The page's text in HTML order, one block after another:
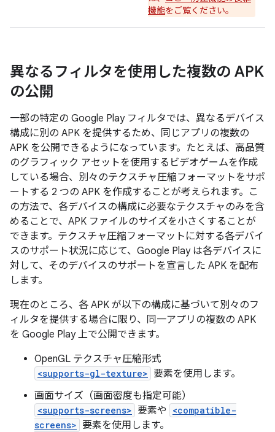
機能をご覧ください。
異なるフィルタを使用した複数の APK
の公開
一部の特定の Google Play フィルタでは、異なるデバイス
構成に別の APK を提供するため、同じアプリの複数の
APK を公開できるようになっています。たとえば、高品質
のグラフィック アセットを使用するビデオゲームを作成
している場合、別々のテクスチャ圧縮フォーマットをサポ
ートする 2 つの APK を作成することが考えられます。こ
の方法で、各デバイスの構成に必要なテクスチャのみを含
めることで、APK ファイルのサイズを小さくすることが
できます。テクスチャ圧縮フォーマットに対する各デバイ
スのサポート状況に応じて、Google Play は各デバイスに
対して、そのデバイスのサポートを宣言した APK を配布
します。
現在のところ、各 APK が以下の構成に基づいて別々のフ
ィルタを提供する場合に限り、同一アプリの複数の APK
を Google Play 上で公開できます。
OpenGL テクスチャ圧縮形式
<supports-gl-texture> 要素を使用します。
画面サイズ（画面密度も指定可能）
<supports-screens> 要素や <compatible-
screens> 要素を使用します。